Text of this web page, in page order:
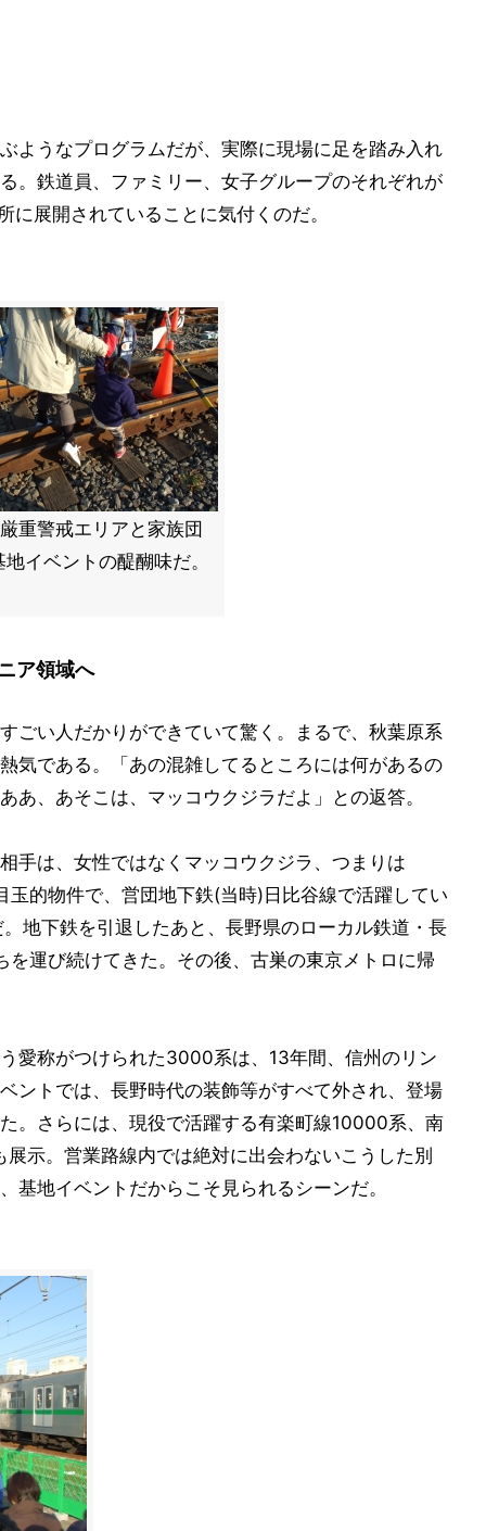
ようなプログラムだが、実際に現場に足を踏み入れ
。鉄道員、ファミリー、女子グループのそれぞれが
展開されていることに気付くのだ。
重警戒エリアと家族団
イベントの醍醐味だ。
ア領域へ
ごい人だかりができていて驚く。まるで、秋葉原系
気である。「あの混雑してるところには何があるの
あ、あそこは、マッコウクジラだよ」との返答。
手は、女性ではなくマッコウクジラ、つまりは
的物件で、営団地下鉄(当時)日比谷線で活躍してい
地下鉄を引退したあと、長野県のローカル鉄道・長
運び続けてきた。その後、古巣の東京メトロに帰
愛称がつけられた3000系は、13年間、信州のリン
ントでは、長野時代の装飾等がすべて外され、登場
。さらには、現役で活躍する有楽町線10000系、南
示。営業路線内では絶対に出会わないこうした別
基地イベントだからこそ見られるシーンだ。